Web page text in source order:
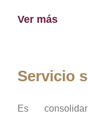
Ver más
Servicio
Es